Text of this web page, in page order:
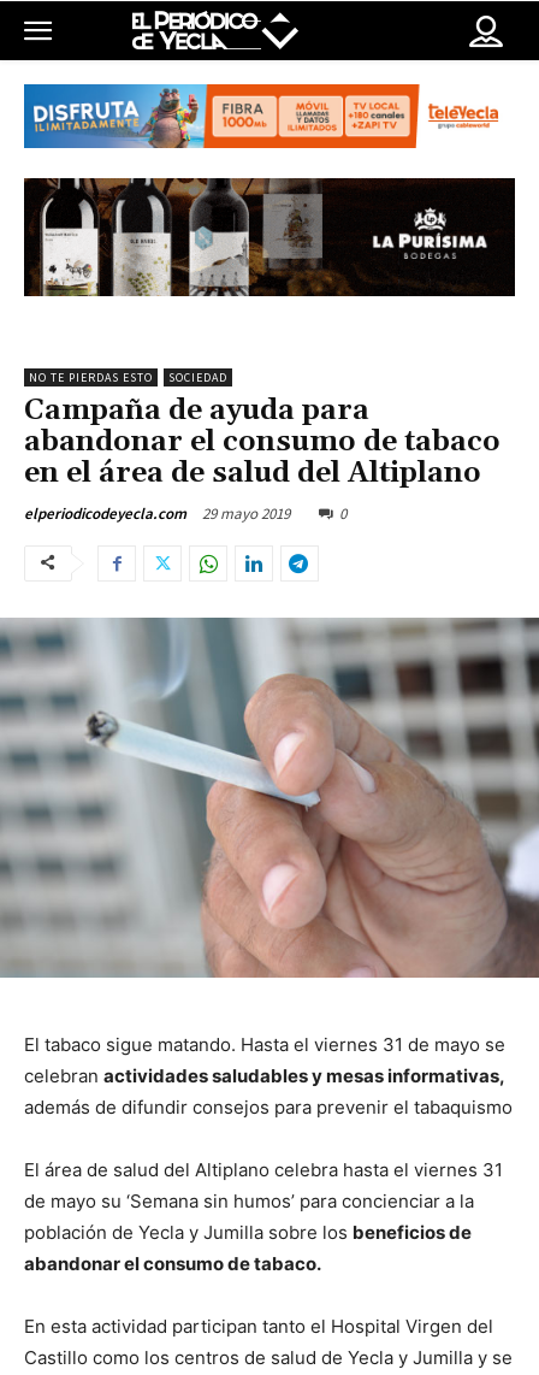
NO TE PIERDAS ESTO SOCIEDAD
Campaña de ayuda para
abandonar el consumo de tabaco
en el área de salud del Altiplano
elperiodicodeyecla.com 29 mayo 2019 0
El tabaco sigue matando. Hasta el viernes 31 de mayo se
celebran actividades saludables y mesas informativas,
además de difundir consejos para prevenir el tabaquismo
El área de salud del Altiplano celebra hasta el viernes 31
de mayo su ‘Semana sin humos’ para concienciar a la
población de Yecla y Jumilla sobre los beneficios de
abandonar el consumo de tabaco.
En esta actividad participan tanto el Hospital Virgen del
Castillo como los centros de salud de Yecla y Jumilla y se